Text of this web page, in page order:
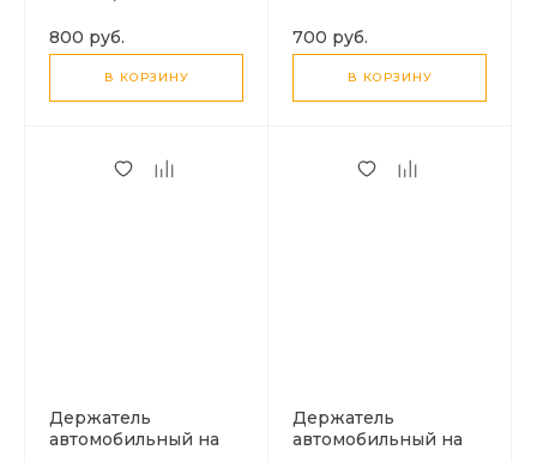
HOCO, для
телефонов 4.5-7.0
дюймов, серый
800 руб.
В КОРЗИНУ
для телефонов 4.5-7.0
дюймов, серый
700 руб.
В КОРЗИНУ
Держатель
автомобильный на
Держатель
автомобильный на